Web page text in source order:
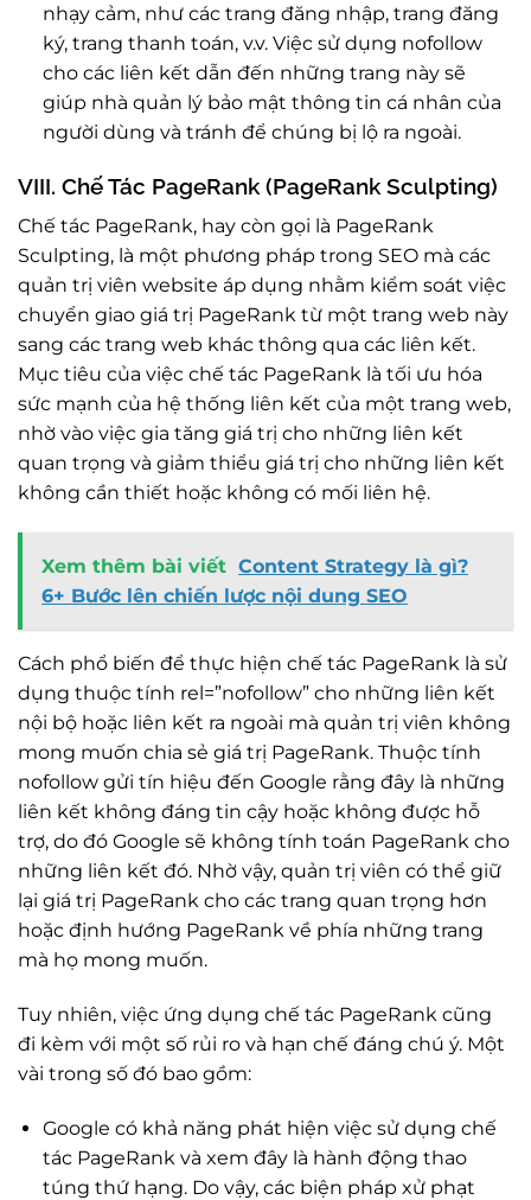
nhạy cảm, như các trang đăng nhập, trang đăng
ký, trang thanh toán, v.v. Việc sử dụng nofollow
cho các liên kết dẫn đến những trang này sẽ
giúp nhà quản lý bảo mật thông tin cá nhân của
người dùng và tránh để chúng bị lộ ra ngoài.
VIII. Chế Tác PageRank (PageRank Sculpting)
Chế tác PageRank, hay còn gọi là PageRank
Sculpting, là một phương pháp trong SEO mà các
quản trị viên website áp dụng nhằm kiểm soát việc
chuyển giao giá trị PageRank từ một trang web này
sang các trang web khác thông qua các liên kết.
Mục tiêu của việc chế tác PageRank là tối ưu hóa
sức mạnh của hệ thống liên kết của một trang web,
nhờ vào việc gia tăng giá trị cho những liên kết
quan trọng và giảm thiểu giá trị cho những liên kết
không cần thiết hoặc không có mối liên hệ.
Xem thêm bài viết Content Strategy là gì?
6+ Bước lên chiến lược nội dung SEO
Cách phổ biến để thực hiện chế tác PageRank là sử
dụng thuộc tính rel=”nofollow” cho những liên kết
nội bộ hoặc liên kết ra ngoài mà quản trị viên không
mong muốn chia sẻ giá trị PageRank. Thuộc tính
nofollow gửi tín hiệu đến Google rằng đây là những
liên kết không đáng tin cậy hoặc không được hỗ
trợ, do đó Google sẽ không tính toán PageRank cho
những liên kết đó. Nhờ vậy, quản trị viên có thể giữ
lại giá trị PageRank cho các trang quan trọng hơn
hoặc định hướng PageRank về phía những trang
mà họ mong muốn.
Tuy nhiên, việc ứng dụng chế tác PageRank cũng
đi kèm với một số rủi ro và hạn chế đáng chú ý. Một
vài trong số đó bao gồm:
Google có khả năng phát hiện việc sử dụng chế
tác PageRank và xem đây là hành động thao
túng thứ hạng. Do vậy, các biện pháp xử phạt